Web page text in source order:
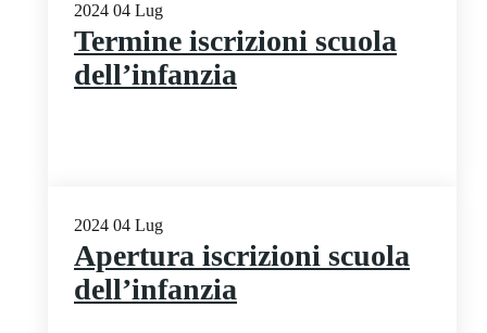
2024 04 Lug
Termine iscrizioni scuola
dell’infanzia
2024 04 Lug
Apertura iscrizioni scuola
dell’infanzia